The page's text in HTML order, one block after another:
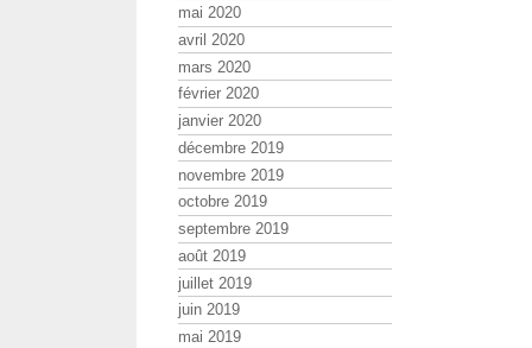
mai 2020
avril 2020
mars 2020
février 2020
janvier 2020
décembre 2019
novembre 2019
octobre 2019
septembre 2019
août 2019
juillet 2019
juin 2019
mai 2019